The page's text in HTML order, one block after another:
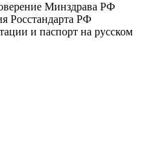
Минздрава РФ
Росстандарта РФ
и паспорт на русском